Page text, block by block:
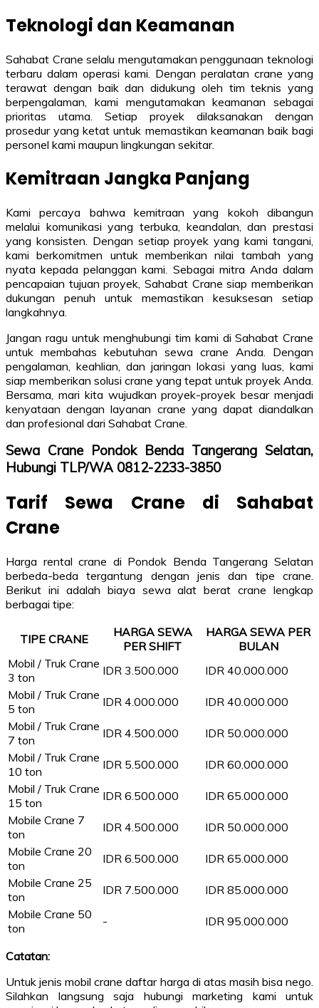
Teknologi dan Keamanan
Sahabat Crane selalu mengutamakan penggunaan teknologi
terbaru dalam operasi kami. Dengan peralatan crane yang
terawat dengan baik dan didukung oleh tim teknis yang
berpengalaman, kami mengutamakan keamanan sebagai
prioritas utama. Setiap proyek dilaksanakan dengan
prosedur yang ketat untuk memastikan keamanan baik bagi
personel kami maupun lingkungan sekitar.
Kemitraan Jangka Panjang
Kami percaya bahwa kemitraan yang kokoh dibangun
melalui komunikasi yang terbuka, keandalan, dan prestasi
yang konsisten. Dengan setiap proyek yang kami tangani,
kami berkomitmen untuk memberikan nilai tambah yang
nyata kepada pelanggan kami. Sebagai mitra Anda dalam
pencapaian tujuan proyek, Sahabat Crane siap memberikan
dukungan penuh untuk memastikan kesuksesan setiap
langkahnya.
Jangan ragu untuk menghubungi tim kami di Sahabat Crane
untuk membahas kebutuhan sewa crane Anda. Dengan
pengalaman, keahlian, dan jaringan lokasi yang luas, kami
siap memberikan solusi crane yang tepat untuk proyek Anda.
Bersama, mari kita wujudkan proyek-proyek besar menjadi
kenyataan dengan layanan crane yang dapat diandalkan
dan profesional dari Sahabat Crane.
Sewa Crane Pondok Benda Tangerang Selatan,
Hubungi TLP/WA 0812-2233-3850
Tarif Sewa Crane di Sahabat
Crane
Harga rental crane di Pondok Benda Tangerang Selatan
berbeda-beda tergantung dengan jenis dan tipe crane.
Berikut ini adalah biaya sewa alat berat crane lengkap
berbagai tipe:
TIPE CRANE
HARGA SEWA
PER SHIFT
HARGA SEWA PER
BULAN
Mobil / Truk Crane
3 ton
IDR 3.500.000
IDR 40.000.000
Mobil / Truk Crane
5 ton
IDR 4.000.000
IDR 40.000.000
Mobil / Truk Crane
7 ton
IDR 4.500.000
IDR 50.000.000
Mobil / Truk Crane
10 ton
IDR 5.500.000
IDR 60.000.000
Mobil / Truk Crane
15 ton
IDR 6.500.000
IDR 65.000.000
Mobile Crane 7
ton
IDR 4.500.000
IDR 50.000.000
Mobile Crane 20
ton
IDR 6.500.000
IDR 65.000.000
Mobile Crane 25
ton
IDR 7.500.000
IDR 85.000.000
Mobile Crane 50
ton
- IDR 95.000.000
Catatan:
Untuk jenis mobil crane daftar harga di atas masih bisa nego.
Silahkan langsung saja hubungi marketing kami untuk